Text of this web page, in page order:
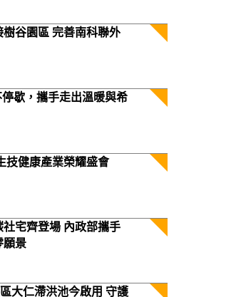
谷園區 完善南科聯外
歇，攜手走出溫暖與希
技健康產業榮耀盛會
宅齊登場 內政部攜手
願景
大仁滯洪池今啟用 守護